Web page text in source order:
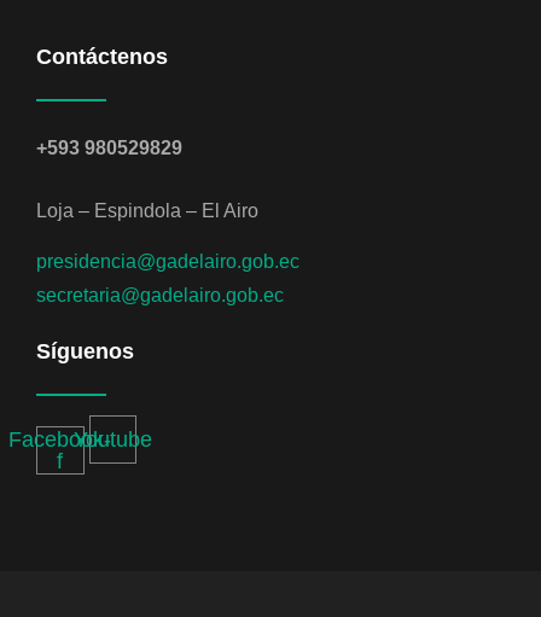
Contáctenos
+593 980529829
Loja – Espindola – El Airo
presidencia@gadelairo.gob.ec
secretaria@gadelairo.gob.ec
Síguenos
Facebook-
f
Youtube